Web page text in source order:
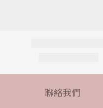
聯絡我們